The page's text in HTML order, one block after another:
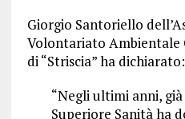
Giorgio Santoriello
Volontariato Ambientale
di “Striscia” ha dichiarato:
“Negli ultimi anni,
Superiore Sanità ha